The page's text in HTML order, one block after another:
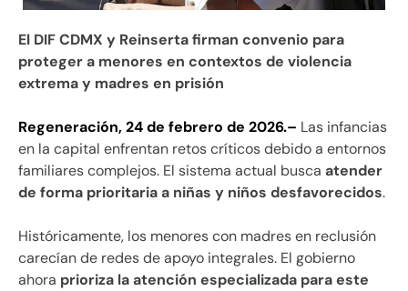
El DIF CDMX y Reinserta firman convenio para
proteger a menores en contextos de violencia
extrema y madres en prisión
Regeneración, 24 de febrero de 2026.– Las infancias
en la capital enfrentan retos críticos debido a entornos
familiares complejos. El sistema actual busca atender
de forma prioritaria a niñas y niños desfavorecidos.
Históricamente, los menores con madres en reclusión
carecían de redes de apoyo integrales. El gobierno
ahora prioriza la atención especializada para este